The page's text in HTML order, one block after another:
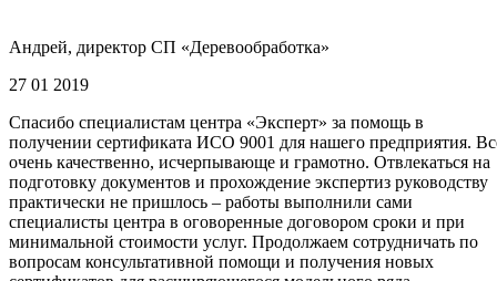
Андрей, директор СП «Деревообработка»
27 01 2019
Спасибо специалистам центра «Эксперт» за помощь в
получении сертификата ИСО 9001 для нашего предприятия.
очень качественно, исчерпывающе и грамотно. Отвлекаться на
подготовку документов и прохождение экспертиз руководству
практически не пришлось – работы выполнили сами
специалисты центра в оговоренные договором сроки и при
минимальной стоимости услуг. Продолжаем сотрудничать по
вопросам консультативной помощи и получения новых